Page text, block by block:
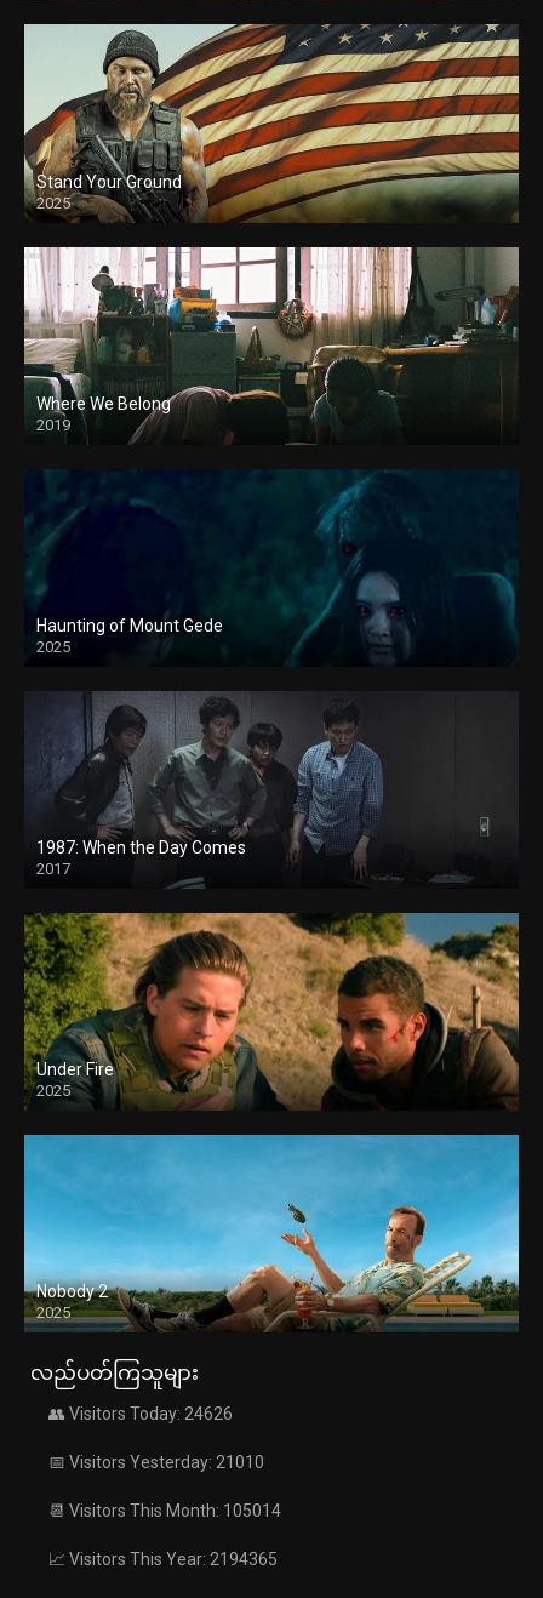
Stand Your Ground
2025
Where We Belong
2019
Haunting of Mount Gede
2025
1987: When the Day Comes
2017
Under Fire
2025
Nobody 2
2025
လည်ပတ်ကြသူများ
👥 Visitors Today: 24626
📅 Visitors Yesterday: 21010
📆 Visitors This Month: 105014
📈 Visitors This Year: 2194365